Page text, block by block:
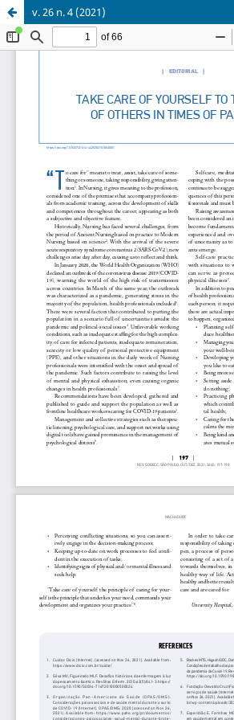
v. 26 n. 4 (2021)